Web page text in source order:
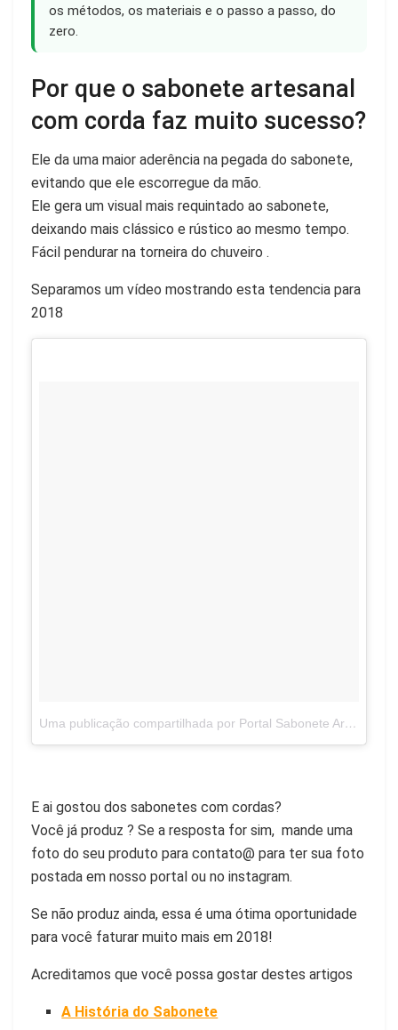
os métodos, os materiais e o passo a passo, do
zero.
Por que o sabonete artesanal
com corda faz muito sucesso?
Ele da uma maior aderência na pegada do sabonete,
evitando que ele escorregue da mão.
Ele gera um visual mais requintado ao sabonete,
deixando mais clássico e rústico ao mesmo tempo.
Fácil pendurar na torneira do chuveiro .
Separamos um vídeo mostrando esta tendencia para
2018
Uma publicação compartilhada por Portal Sabonete Artesanal (@sabonete.artesanal)
E ai gostou dos sabonetes com cordas?
Você já produz ? Se a resposta for sim, mande uma
foto do seu produto para contato@ para ter sua foto
postada em nosso portal ou no instagram.
Se não produz ainda, essa é uma ótima oportunidade
para você faturar muito mais em 2018!
Acreditamos que você possa gostar destes artigos
A História do Sabonete